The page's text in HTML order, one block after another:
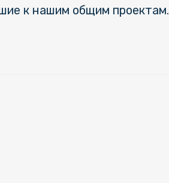
к нашим общим проектам.